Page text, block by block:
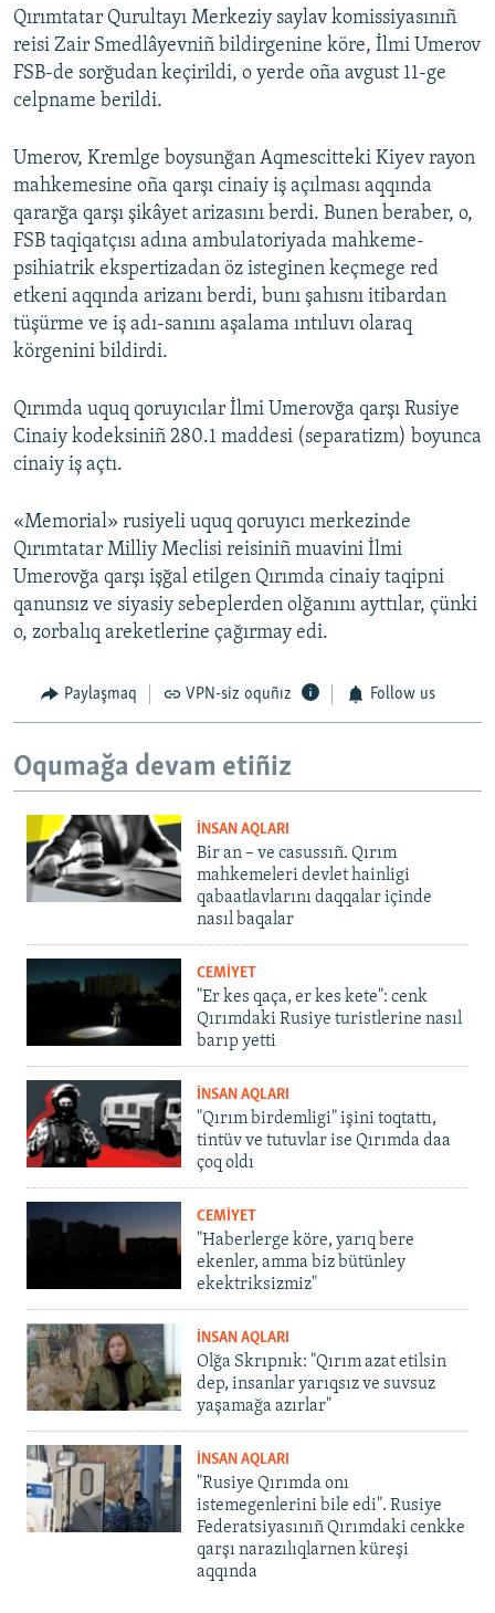
Qırımtatar Qurultayı Merkeziy saylav komissiyasınıñ
reisi Zair Smedlâyevniñ bildirgenine köre, İlmi Umerov
FSB-de sorğudan keçirildi, o yerde oña avgust 11-ge
celpname berildi.
Umerov, Kremlge boysunğan Aqmescitteki Kiyev rayon
mahkemesine oña qarşı cinaiy iş açılması aqqında
qararğa qarşı şikâyet arizasını berdi. Bunen beraber, o,
FSB taqiqatçısı adına ambulatoriyada mahkeme-
psihiatrik ekspertizadan öz isteginen keçmege red
etkeni aqqında arizanı berdi, bunı şahısnı itibardan
tüşürme ve iş adı-sanını aşalama ıntıluvı olaraq
körgenini bildirdi.
Qırımda uquq qoruyıcılar İlmi Umerovğa qarşı Rusiye
Cinaiy kodeksiniñ 280.1 maddesi (separatizm) boyunca
cinaiy iş açtı.
«Memorial» rusiyeli uquq qoruyıcı merkezinde
Qırımtatar Milliy Meclisi reisiniñ muavini İlmi
Umerovğa qarşı işğal etilgen Qırımda cinaiy taqipni
qanunsız ve siyasiy sebeplerden olğanını ayttılar, çünki
o, zorbalıq areketlerine çağırmay edi.
Paylaşmaq VPN-siz oquñız Follow us
Oqumağa devam etiñiz
İNSAN AQLARI
Bir an – ve casussıñ. Qırım
mahkemeleri devlet hainligi
qabaatlavlarını daqqalar içinde
nasıl baqalar
CEMİYET
"Er kes qaça, er kes kete": cenk
Qırımdaki Rusiye turistlerine nasıl
barıp yetti
İNSAN AQLARI
"Qırım birdemligi" işini toqtattı,
tintüv ve tutuvlar ise Qırımda daa
çoq oldı
CEMİYET
"Haberlerge köre, yarıq bere
ekenler, amma biz bütünley
ekektriksizmiz"
İNSAN AQLARI
Olğa Skrıpnık: "Qırım azat etilsin
dep, insanlar yarıqsız ve suvsuz
yaşamağa azırlar"
İNSAN AQLARI
"Rusiye Qırımda onı
istemegenlerini bile edi". Rusiye
Federatsiyasınıñ Qırımdaki cenkke
qarşı narazılıqlarnen küreşi
aqqında